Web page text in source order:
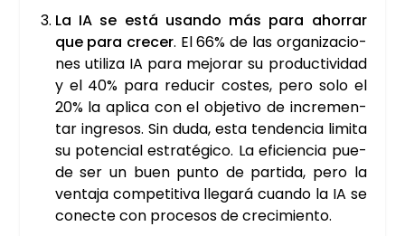
La IA se está usan­do más para aho­rrar
que para cre­cer. El 66% de las orga­ni­za­cio­
nes uti­li­za IA para mejo­rar su pro­duc­ti­vi­dad
y el 40% para redu­cir cos­tes, pero solo el
20% la apli­ca con el obje­ti­vo de incre­men­
tar ingre­sos. Sin duda, esta ten­den­cia limi­ta
su poten­cial estra­té­gi­co. La efi­cien­cia pue­
de ser un buen pun­to de par­ti­da, pero la
ven­ta­ja com­pe­ti­ti­va lle­ga­rá cuan­do la IA se
conec­te con pro­ce­sos de cre­ci­mien­to.